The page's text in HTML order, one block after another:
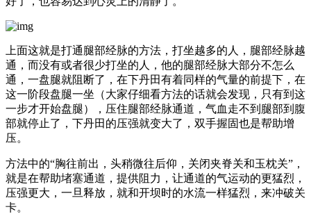
上面这就是打通腿部经脉的方法，打坐越多的人，腿部经脉越
通，而没有或者很少打坐的人，他的腿部经脉大部分不怎么
通，一盘腿就阻断了，在下丹田有着同样的气量的前提下，在
这一阶段盘腿一坐（大家仔细看方法的话就会发现，只有到这
一步才开始盘腿），压住腿部经脉通道，气血走不到腿部到腹
部就停止了，下丹田的压强就变大了，双手握固也是帮助增
压。
方法中的“胸往前出，头稍微往后仰，关闭夹脊关和玉枕关”，
就是在帮助堵塞通道，提供阻力，让通道的气运动的更猛烈，
压强更大，一旦释放，就和开坝时的水流一样猛烈，来冲破关
卡。